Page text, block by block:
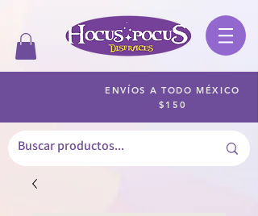
ENVÍOS A TODO MÉXICO
$150